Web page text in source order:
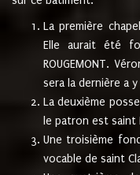
La première
Elle aurait été
ROUGEMONT.
sera la dernière a
La deuxième
le patron est saint
Une troisième
vocable de saint